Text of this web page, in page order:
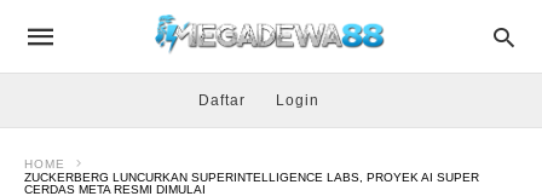
Daftar Login
HOME
ZUCKERBERG LUNCURKAN SUPERINTELLIGENCE LABS, PROYEK AI SUPER
CERDAS META RESMI DIMULAI